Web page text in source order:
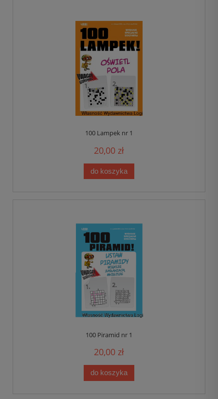
100 Lampek nr 1
20,00 zł
do koszyka
100 Piramid nr 1
20,00 zł
do koszyka